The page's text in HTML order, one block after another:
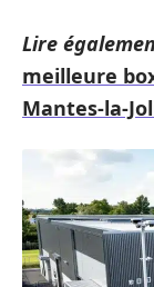
Lire
meilleure
Mantes-la-